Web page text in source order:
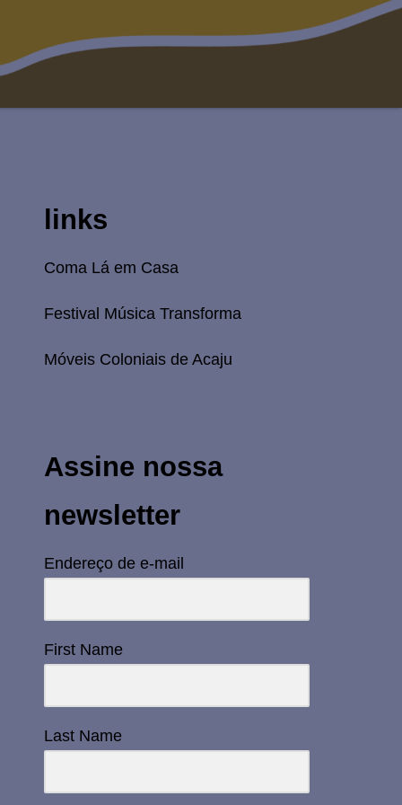
links
Coma Lá em Casa
Festival Música Transforma
Móveis Coloniais de Acaju
Assine nossa
newsletter
Endereço de e-mail
First Name
Last Name